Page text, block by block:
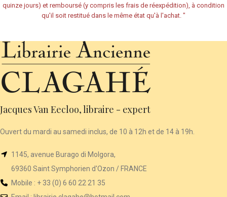
quinze jours) et remboursé (y compris les frais de réexpédition), à condition
qu'il soit restitué dans le même état qu'à l'achat. "
Jacques Van Eecloo, libraire - expert
Ouvert du mardi au samedi inclus, de 10 à 12h et de 14 à 19h.
1145, avenue Burago di Molgora,
69360 Saint Symphorien d'Ozon / FRANCE
Mobile : + 33 (0) 6 60 22 21 35